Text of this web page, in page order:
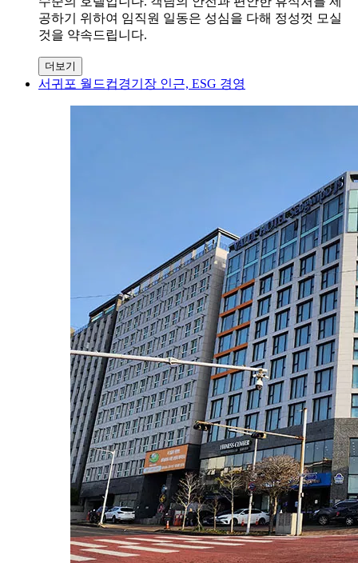
공하기 위하여 임직원 일동은 성심을 다해 정성껏 모실
것을 약속드립니다.
더보기
서귀포 월드컵경기장 인근, ESG 경영